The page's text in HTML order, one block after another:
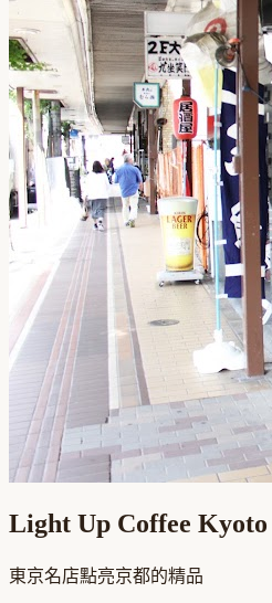
Light Up Coffee Kyoto
東京名店點亮京都的精品